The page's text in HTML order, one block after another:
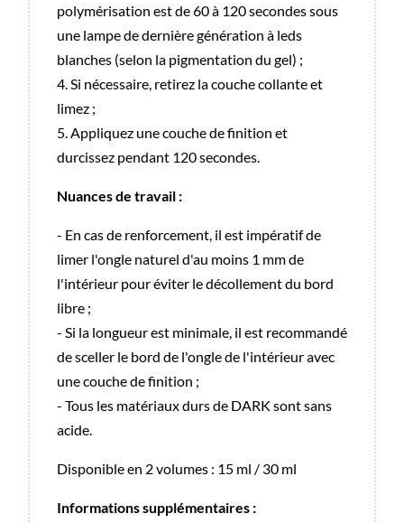
polymérisation est de 60 à 120 secondes sous
une lampe de dernière génération à leds
blanches (selon la pigmentation du gel) ;
4. Si nécessaire, retirez la couche collante et
limez ;
5. Appliquez une couche de finition et
durcissez pendant 120 secondes.
Nuances de travail :
- En cas de renforcement, il est impératif de
limer l'ongle naturel d'au moins 1 mm de
l'intérieur pour éviter le décollement du bord
libre ;
- Si la longueur est minimale, il est recommandé
de sceller le bord de l'ongle de l'intérieur avec
une couche de finition ;
- Tous les matériaux durs de DARK sont sans
acide.
Disponible en 2 volumes : 15 ml / 30 ml
Informations supplémentaires :